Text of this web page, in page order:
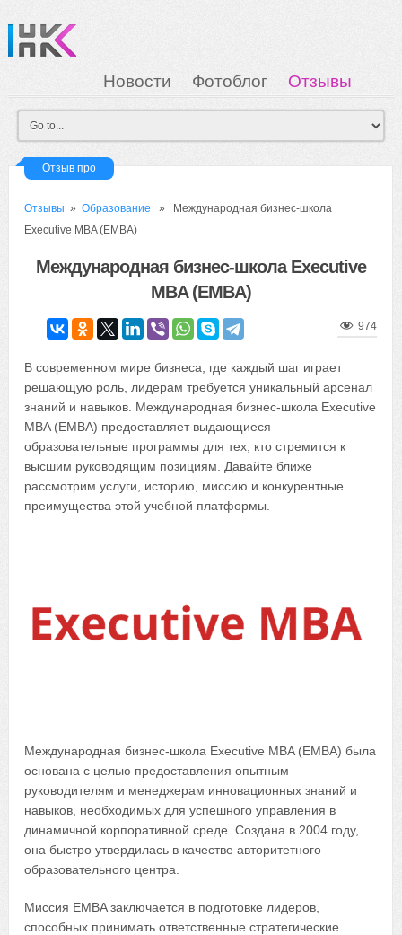
Новости Фотоблог
Отзывы
Загрузка
Мои Картинки Вход
Отзыв про
Отзывы »Образование » Международная бизнес-школа
Executive MBA (EMBA)
Международная бизнес-школа Executive
MBA (EMBA)
974
В современном мире бизнеса, где каждый шаг играет
решающую роль, лидерам требуется уникальный арсенал
знаний и навыков. Международная бизнес-школа Executive
MBA (EMBA) предоставляет выдающиеся
образовательные программы для тех, кто стремится к
высшим руководящим позициям. Давайте ближе
рассмотрим услуги, историю, миссию и конкурентные
преимущества этой учебной платформы.
Международная бизнес-школа Executive MBA (EMBA) была
основана с целью предоставления опытным
руководителям и менеджерам инновационных знаний и
навыков, необходимых для успешного управления в
динамичной корпоративной среде. Создана в 2004 году,
она быстро утвердилась в качестве авторитетного
образовательного центра.
Миссия EMBA заключается в подготовке лидеров,
способных принимать ответственные стратегические